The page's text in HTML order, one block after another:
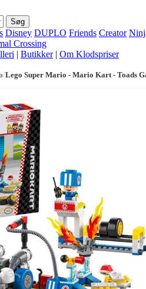
Søg
Disney DUPLO Friends Creator
Crossing
| Butikker | Om Klodspriser
/Lego Super Mario - Mario Kart - Toads